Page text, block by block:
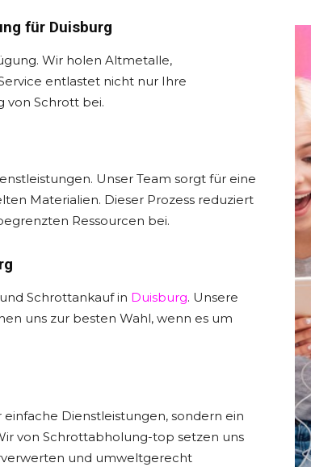
für Duisburg
Wir holen Altmetalle,
entlastet nicht nur Ihre
von Schrott bei.
Unser Team sorgt für eine
Materialien. Dieser Prozess reduziert
Ressourcen bei.
Schrottankauf in Duisburg. Unsere
uns zur besten Wahl, wenn es um
Dienstleistungen, sondern ein
von Schrottabholung-top setzen uns
und umweltgerecht